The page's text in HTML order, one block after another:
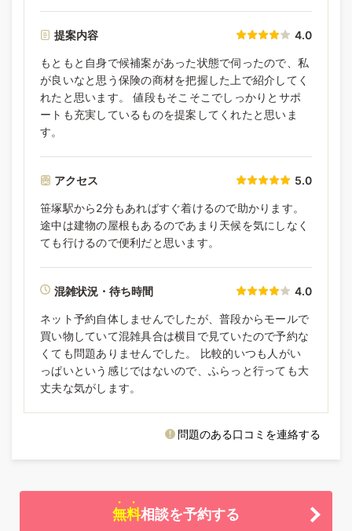
提案内容 4.0
もともと自身で候補案があった状態で伺ったので、私
が良いなと思う保険の商材を把握した上で紹介してく
れたと思います。 値段もそこそこでしっかりとサポ
ートも充実しているものを提案してくれたと思いま
す。
アクセス 5.0
笹塚駅から2分もあればすぐ着けるので助かります。
途中は建物の屋根もあるのであまり天候を気にしなく
ても行けるので便利だと思います。
混雑状況・待ち時間 4.0
ネット予約自体しませんでしたが、普段からモールで
買い物していて混雑具合は横目で見ていたので予約な
くても問題ありませんでした。 比較的いつも人がい
っぱいという感じではないので、ふらっと行っても大
丈夫な気がします。
問題のある口コミを連絡する
無料相談を予約する